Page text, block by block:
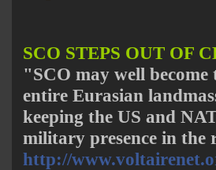
SCO STEPS OUT OF
"SCO may well
entire Eurasian
keeping the US and
military presence in the
http://